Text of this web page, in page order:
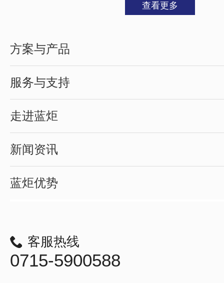
查看更多
方案与产品
服务与支持
走进蓝炬
新闻资讯
蓝炬优势
客服热线
0715-5900588